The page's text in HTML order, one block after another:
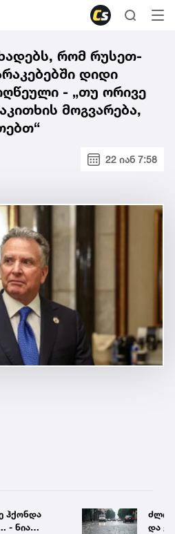
რომ რუსეთ-
დიდი
- „თუ ორივე
მოგვარება,
22 იან 7:58
ჰქონდა
- ნია
და